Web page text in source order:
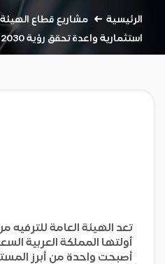
الرئيسية
مشاريع قطاع
استثمارية واعدة تحقق رؤية 2030
تعد الهيئة العامة
أولتها المملكة العربية
أصبحت واحدة من أبرز